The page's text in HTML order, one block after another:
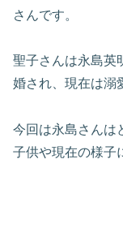
さんです。
聖子さんは永島英
婚され、現在は溺
今回は永島さんは
子供や現在の様子